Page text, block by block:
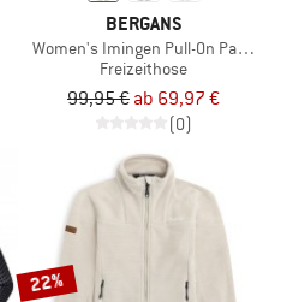
BERGANS
Women's Imingen Pull-On Pants
Freizeithose
99,95 € ab 69,97 €
(0)
22%